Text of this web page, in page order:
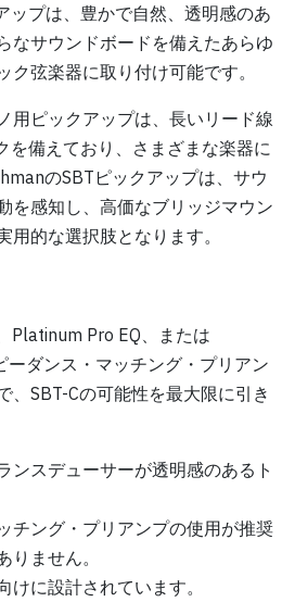
ップは、豊かで自然、透明感のあ
なサウンドボードを備えたあらゆ
ク弦楽器に取り付け可能です。
用ピックアップは、長いリード線
を備えており、さまざまな楽器に
のSBTピックアップは、サウ
を感知し、高価なブリッジマウン
用的な選択肢となります。
Platinum Pro EQ、または
ダンス・マッチング・プリアン
、SBT-Cの可能性を最大限に引き
ンスデューサーが透明感のあるト
チング・プリアンプの使用が推奨
りません。
けに設計されています。